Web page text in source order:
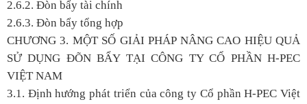
2.6.2. Đòn bẩy tài chính
2.6.3. Đòn bẩy tổng hợp
CHƯƠNG 3. MỘT SỐ GIẢI PHÁP NÂNG CAO HIỆU QUẢ
SỬ DỤNG ĐÕN BẨY TẠI CÔNG TY CỔ PHẦN H-PEC
VIỆT NAM
3.1. Định hướng phát triển của công ty Cổ phần H-PEC Việt